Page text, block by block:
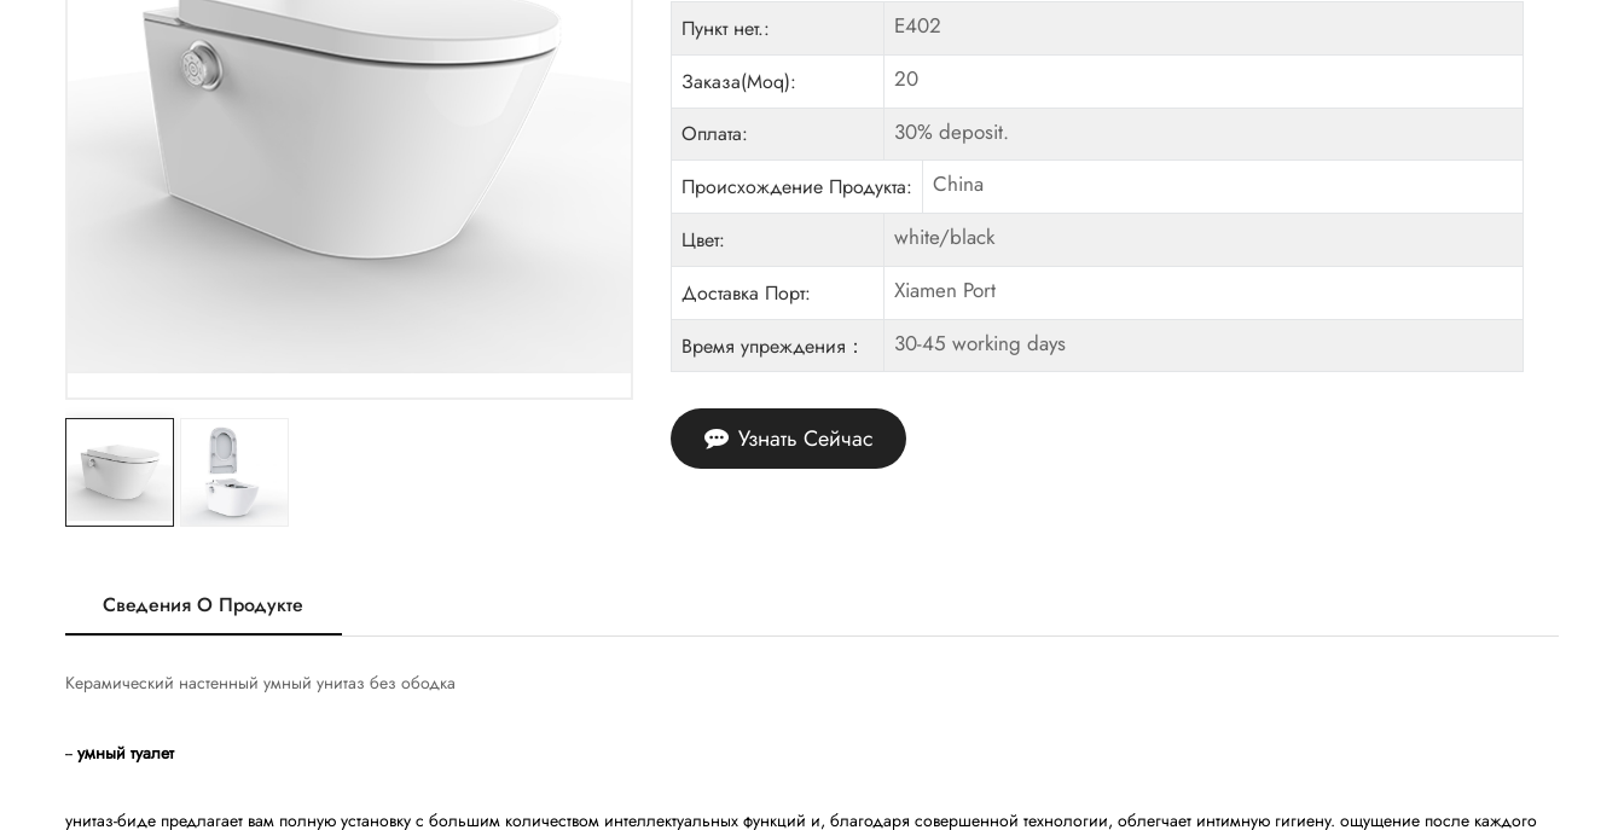
Пункт нет.: E402
Заказа(Moq): 20
Оплата: 30% deposit.
Происхождение Продукта: China
Цвет: white/black
Доставка Порт: Xiamen Port
Время упреждения： 30-45 working days
Узнать Сейчас
Сведения О Продукте
Керамический настенный умный унитаз без ободка
--умный туалет
унитаз-биде предлагает вам полную установку с большим количеством интеллектуальных функций и, благодаря совершенной технологии, облегчает интимную гигиену. ощущение после каждого